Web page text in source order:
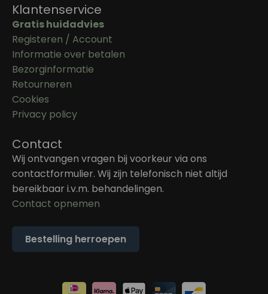
Klantenservice
Gratis huidadvies
Registeren / Account
Informatie over betalen
Bezorginformatie
Retourneren
Cookies
Privacy policy
Contact
Wij ontvangen vragen bij voorkeur via ons
contactformulier. Wij zijn telefonisch niet altijd
bereikbaar i.v.m. behandelingen.
Contact opnemen
Bestelling herroepen